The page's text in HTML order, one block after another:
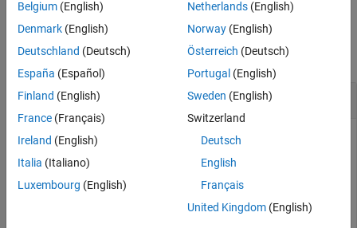
Examples
collapse all
Create Ethernet Packet Object
To create a object namedEthernet_Packet
has bus elements:
Data: DataType: 'uint8' Size: dataLength x 1
Belgium (English)
Denmark (English)
Deutschland (Deutsch)
España (Español)
Finland (English)
France (Français)
Ireland (English)
Italia (Italiano)
Luxembourg (English)
Netherlands(English)
Norway(English)
Österreich (Deutsch)
Portugal (English)
Sweden (English)
Switzerland
Deutsch
English
Français
United Kingdom(English)